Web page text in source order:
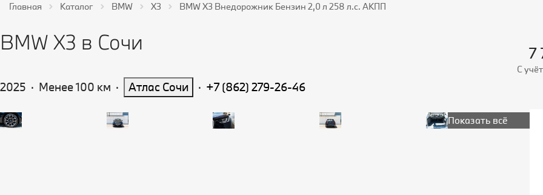
Главная Каталог BMW X3 BMW X3 Внедорожник Бензин 2,0 л 258 л.с. АКПП
BMW X3 в Сочи
2025 · Менее 100 км · Атлас Сочи · +7 (862) 279-26-46
7
С
Показать всё